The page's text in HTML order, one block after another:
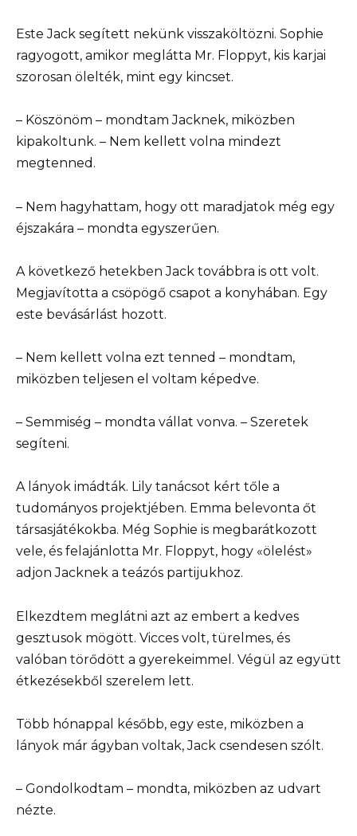
Este Jack segített nekünk visszaköltözni. Sophie
ragyogott, amikor meglátta Mr. Floppyt, kis karjai
szorosan ölelték, mint egy kincset.
– Köszönöm – mondtam Jacknek, miközben
kipakoltunk. – Nem kellett volna mindezt
megtenned.
– Nem hagyhattam, hogy ott maradjatok még egy
éjszakára – mondta egyszerűen.
A következő hetekben Jack továbbra is ott volt.
Megjavította a csöpögő csapot a konyhában. Egy
este bevásárlást hozott.
– Nem kellett volna ezt tenned – mondtam,
miközben teljesen el voltam képedve.
– Semmiség – mondta vállat vonva. – Szeretek
segíteni.
A lányok imádták. Lily tanácsot kért tőle a
tudományos projektjében. Emma belevonta őt
társasjátékokba. Még Sophie is megbarátkozott
vele, és felajánlotta Mr. Floppyt, hogy «ölelést»
adjon Jacknek a teázós partijukhoz.
Elkezdtem meglátni azt az embert a kedves
gesztusok mögött. Vicces volt, türelmes, és
valóban törődött a gyerekeimmel. Végül az együtt
étkezésekből szerelem lett.
Több hónappal később, egy este, miközben a
lányok már ágyban voltak, Jack csendesen szólt.
– Gondolkodtam – mondta, miközben az udvart
nézte.